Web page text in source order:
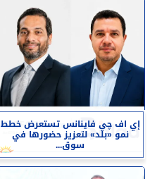
إي اف چي فاينانس تستعرض خطط
نمو «بلد» لتعزيز حضورها في
سوق...